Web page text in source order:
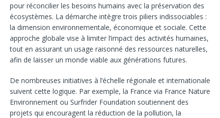
pour réconcilier les besoins humains avec la préservation des
écosystèmes. La démarche intègre trois piliers indissociables :
la dimension environnementale, économique et sociale. Cette
approche globale vise à limiter l’impact des activités humaines,
tout en assurant un usage raisonné des ressources naturelles,
afin de laisser un monde viable aux générations futures.
De nombreuses initiatives à l’échelle régionale et internationale
suivent cette logique. Par exemple, la France via France Nature
Environnement ou Surfrider Foundation soutiennent des
projets qui encouragent la réduction de la pollution, la